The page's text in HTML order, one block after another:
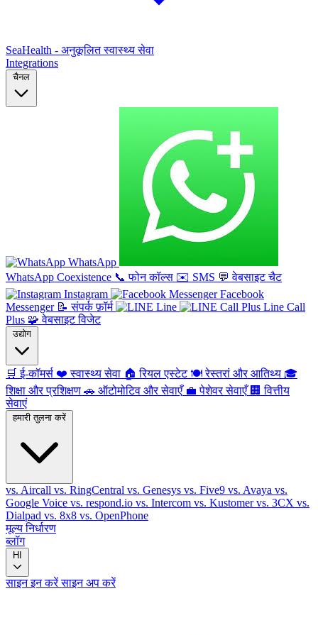
SeaHealth - अनुकूलित स्वास्थ्य सेवा
Integrations
चैनल
WhatsApp
WhatsApp Coexistence 📞 फोन कॉल्स ✉️ SMS 💬 वेबसाइट चैट
Instagram
Facebook
Messenger 📝 संपर्क फ़ॉर्म Line
Line Call
Plus 🧩 वेबसाइट विजेट
उद्योग
🛒 ई-कॉमर्स ❤️ स्वास्थ्य सेवा 🏠 रियल एस्टेट 🍽️ रेस्तरां और आतिथ्य 🎓
शिक्षा और प्रशिक्षण 🚗 ऑटोमोटिव और सेवाएँ 💼 पेशेवर सेवाएँ 🏢 वित्तीय
सेवाएं
हमारी तुलना करें
vs. Aircall vs. RingCentral vs. Genesys vs. Five9 vs. Avaya vs.
Google Voice vs. respond.io vs. Intercom vs. Kustomervs. 3CX vs.
Dialpad vs. 8x8 vs. OpenPhone
मूल्य निर्धारण
ब्लॉग
HI
साइन इन करेंसाइन अप करें